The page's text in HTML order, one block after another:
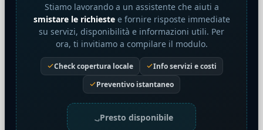
Stiamo lavorando a un assistente che aiuti a
smistare le richiestee fornire risposte immediate
su servizi, disponibilità e informazioni utili. Per
ora, ti invitiamo a compilare il modulo.
Check copertura locale
Info servizi e costi
Preventivo istantaneo
Presto disponibile